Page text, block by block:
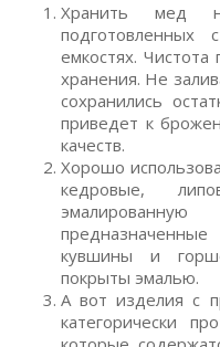
Хранить мед
подготовленных
емкостях. Чистота
хранения. Не
сохранились
приведет к
качеств.
Хорошо
кедровые,
кувшины и
покрыты эмалью.
А вот изделия с
категорически